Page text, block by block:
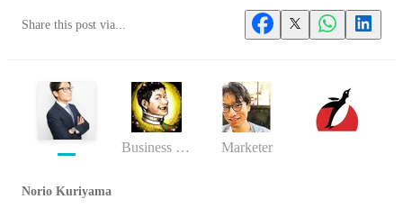
Share this post via...
Business (Finance, HR etc.) Marketer
Norio Kuriyama